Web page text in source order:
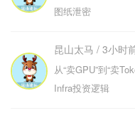
图纸泄密
昆山太马 / 3小时
从“卖GPU”到“卖
Infra投资逻辑